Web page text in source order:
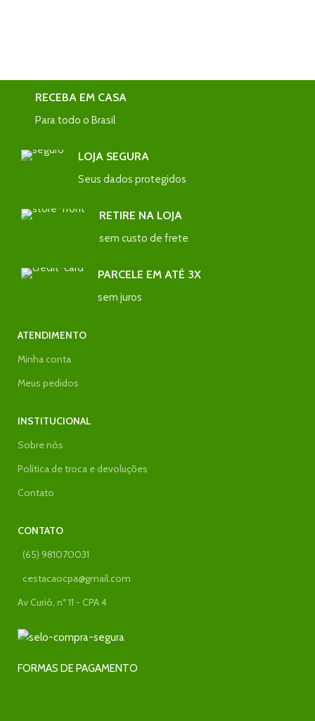
RECEBA EM CASA
Para todo o Brasil
LOJA SEGURA
Seus dados protegidos
RETIRE NA LOJA
sem custo de frete
PARCELE EM ATÉ 3X
sem juros
ATENDIMENTO
Minha conta
Meus pedidos
INSTITUCIONAL
Sobre nós
Política de troca e devoluções
Contato
CONTATO
(65) 981070031
cestacaocpa@gmail.com
Av Curió, nº 11 - CPA 4
FORMAS DE PAGAMENTO